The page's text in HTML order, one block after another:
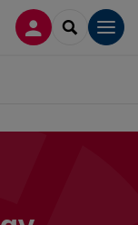
CONNEXION